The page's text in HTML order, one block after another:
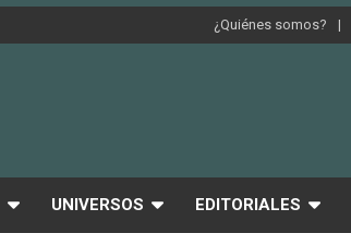
¿Quiénes somos?
UNIVERSOS EDITORIALES